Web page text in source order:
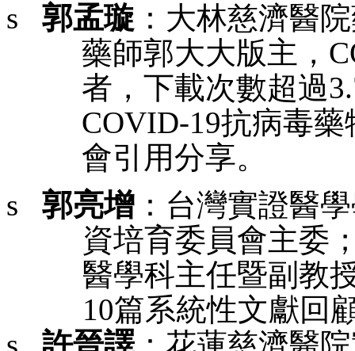
s
郭孟璇 ：大林慈濟醫
藥師郭大大版主，
者，下載次數超過
COVID-19抗病毒藥
會引用分享。
s
郭亮增 ：台灣實證醫
資培育委員會主委
醫學科主任暨副教
10篇系統性文獻回